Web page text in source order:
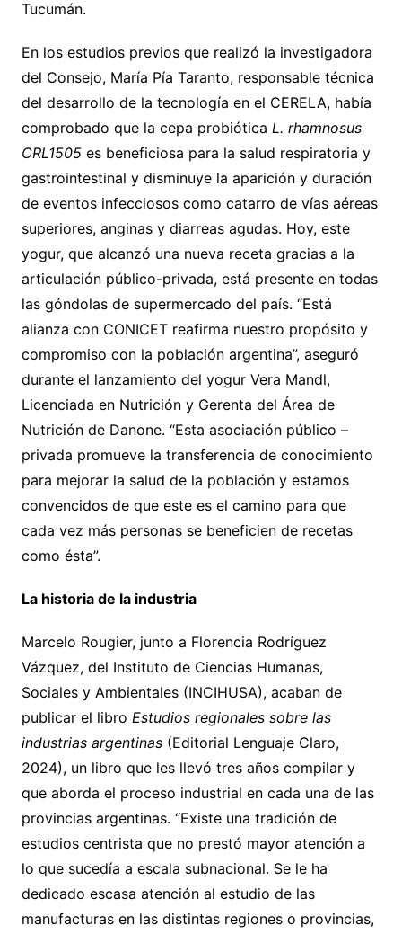
Tucumán.
En los estudios previos que realizó la investigadora
del Consejo, María Pía Taranto, responsable técnica
del desarrollo de la tecnología en el CERELA, había
comprobado que la cepa probiótica L. rhamnosus
CRL1505es beneficiosa para la salud respiratoria y
gastrointestinal y disminuye la aparición y duración
de eventos infecciosos como catarro de vías aéreas
superiores, anginas y diarreas agudas. Hoy, este
yogur, que alcanzó una nueva receta gracias a la
articulación público-privada, está presente en todas
las góndolas de supermercado del país. “Está
alianza con CONICET reafirma nuestro propósito y
compromiso con la población argentina”, aseguró
durante el lanzamiento del yogur Vera Mandl,
Licenciada en Nutrición y Gerenta del Área de
Nutrición de Danone. “Esta asociación público –
privada promueve la transferencia de conocimiento
para mejorar la salud de la población y estamos
convencidos de que este es el camino para que
cada vez más personas se beneficien de recetas
como ésta”.
La historia de la industria
Marcelo Rougier, junto a Florencia Rodríguez
Vázquez, del Instituto de Ciencias Humanas,
Sociales y Ambientales (INCIHUSA), acaban de
publicar el libro Estudios regionales sobre las
industrias argentinas(Editorial Lenguaje Claro,
2024), un libro que les llevó tres años compilar y
que aborda el proceso industrial en cada una de las
provincias argentinas. “Existe una tradición de
estudios centrista que no prestó mayor atención a
lo que sucedía a escala subnacional. Se le ha
dedicado escasa atención al estudio de las
manufacturas en las distintas regiones o provincias,